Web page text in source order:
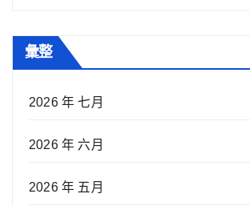
彙整
2026 年 七月
2026 年 六月
2026 年 五月